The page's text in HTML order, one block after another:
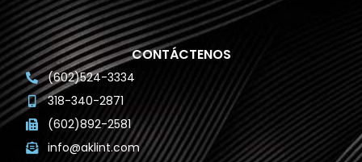
CONTÁCTENOS
(602)524-3334
318-340-2871
(602)892-2581
info@aklint.com